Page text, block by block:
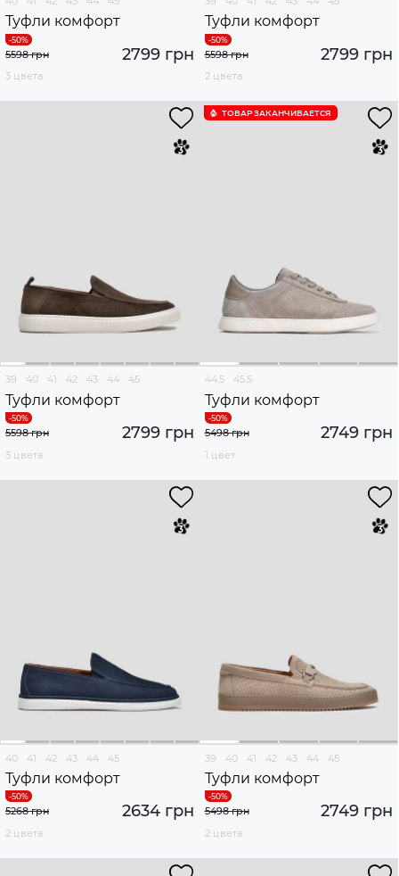
Туфли комфорт
2799 грн
5598 грн
3 цвета
Туфли комфорт
2799 грн
5598 грн
2 цвета
39 40 41 42 43 44 45
Туфли комфорт
2799 грн
5598 грн
3 цвета
ТОВАР ЗАКАНЧИВАЕТСЯ
44.5 45.5
Туфли комфорт
2749 грн
5498 грн
1 цвет
40 41 42 43 44 45
Туфли комфорт
2634 грн
5268 грн
2 цвета
39 40 41 42 43 44 45
Туфли комфорт
2749 грн
5498 грн
2 цвета